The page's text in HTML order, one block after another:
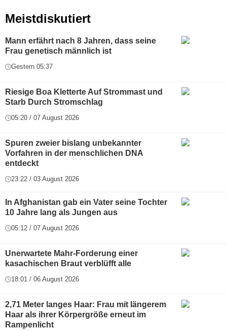
Meistdiskutiert
Mann erfährt nach 8 Jahren, dass seine
Frau genetisch männlich ist
Gestern 05:37
Riesige Boa Kletterte Auf Strommast und
Starb Durch Stromschlag
05:20 / 07 August 2026
Spuren zweier bislang unbekannter
Vorfahren in der menschlichen DNA
entdeckt
23:22 / 03 August 2026
In Afghanistan gab ein Vater seine Tochter
10 Jahre lang als Jungen aus
05:12 / 07 August 2026
Unerwartete Mahr-Forderung einer
kasachischen Braut verblüfft alle
18:01 / 06 August 2026
2,71 Meter langes Haar: Frau mit längerem
Haar als ihrer Körpergröße erneut im
Rampenlicht